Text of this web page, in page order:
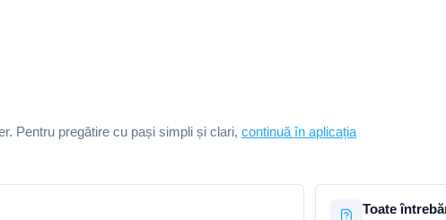
Pentru pregătire cu pași simpli și clari, continuă în aplicația
Toate